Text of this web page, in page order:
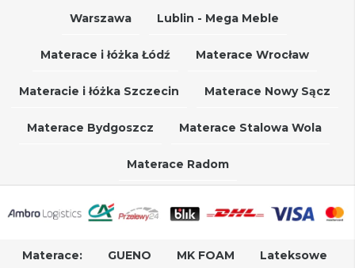
Warszawa Lublin - Mega Meble
Materace i łóżka Łódź Materace Wrocław
Materacie i łóżka Szczecin Materace Nowy Sącz
Materace Bydgoszcz Materace Stalowa Wola
Materace Radom
Materace: GUENO MK FOAM Lateksowe